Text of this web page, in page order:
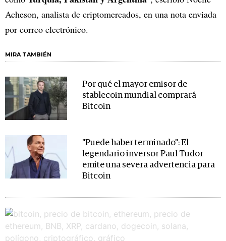
Acheson, analista de criptomercados, en una nota enviada
por correo electrónico.
MIRA TAMBIÉN
Por qué el mayor emisor de
stablecoin mundial comprará
Bitcoin
"Puede haber terminado": El
legendario inversor Paul Tudor
emite una severa advertencia para
Bitcoin